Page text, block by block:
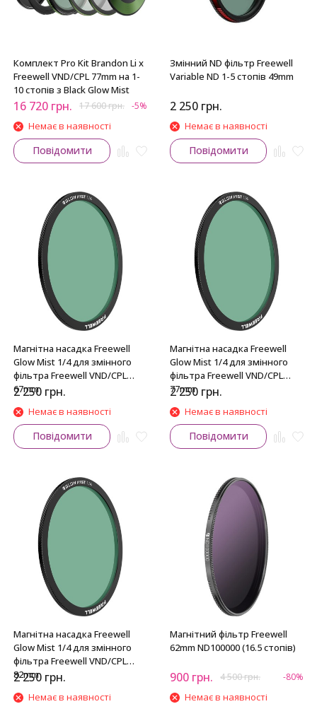
Комплект Pro Kit Brandon Li x
Freewell VND/CPL 77mm на 1-
10 стопів з Black Glow Mist
16 720 грн. 17 600грн. -5%
Немає в наявності
Повідомити
Змінний ND фільтр Freewell
Variable ND 1-5 стопів 49mm
2 250 грн.
Немає в наявності
Повідомити
Магнітна насадка Freewell
Glow Mist 1/4 для змінного
фільтра Freewell VND/CPL
67mm
2 250 грн.
Немає в наявності
Повідомити
Магнітна насадка Freewell
Glow Mist 1/4 для змінного
фільтра Freewell VND/CPL
77mm
2 250 грн.
Немає в наявності
Повідомити
Магнітна насадка Freewell
Glow Mist 1/4 для змінного
фільтра Freewell VND/CPL
82mm
2 250 грн.
Немає в наявності
Магнітний фільтр Freewell
62mm ND100000 (16.5 стопів)
900 грн. 4 500грн. -80%
Немає в наявності